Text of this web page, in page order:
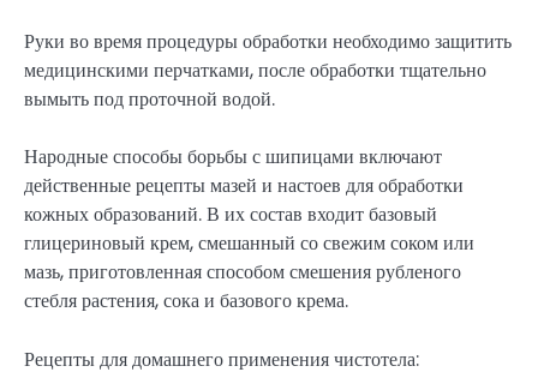
Руки во время процедуры обработки необходимо защитить
медицинскими перчатками, после обработки тщательно
вымыть под проточной водой.
Народные способы борьбы с шипицами включают
действенные рецепты мазей и настоев для обработки
кожных образований. В их состав входит базовый
глицериновый крем, смешанный со свежим соком или
мазь, приготовленная способом смешения рубленого
стебля растения, сока и базового крема.
Рецепты для домашнего применения чистотела: